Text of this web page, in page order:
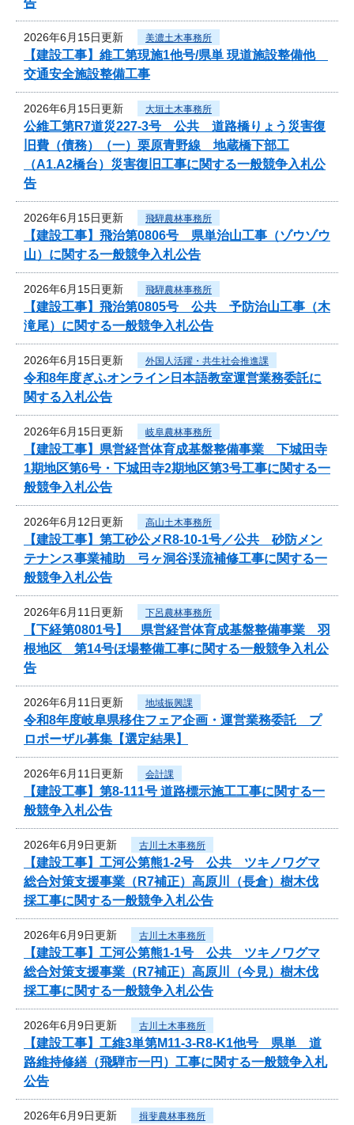
2026年6月15日更新 美濃土木事務所
【建設工事】維工第現施1他号/県単 現道施設整備他
交通安全施設整備工事
2026年6月15日更新 大垣土木事務所
公維工第R7道災227-3号 公共 道路橋りょう災害復
旧費（債務）（一）栗原青野線 地蔵橋下部工
（A1.A2橋台）災害復旧工事に関する一般競争入札公
告
2026年6月15日更新 飛騨農林事務所
【建設工事】飛治第0806号 県単治山工事（ゾウゾウ
山）に関する一般競争入札公告
2026年6月15日更新 飛騨農林事務所
【建設工事】飛治第0805号 公共 予防治山工事（木
滝尾）に関する一般競争入札公告
2026年6月15日更新 外国人活躍・共生社会推進課
令和8年度ぎふオンライン日本語教室運営業務委託に
関する入札公告
2026年6月15日更新 岐阜農林事務所
【建設工事】県営経営体育成基盤整備事業 下城田寺
1期地区第6号・下城田寺2期地区第3号工事に関する一
般競争入札公告
2026年6月12日更新 高山土木事務所
【建設工事】第工砂公メR8-10-1号／公共 砂防メン
テナンス事業補助 弓ヶ洞谷渓流補修工事に関する一
般競争入札公告
2026年6月11日更新 下呂農林事務所
【下経第0801号】 県営経営体育成基盤整備事業 羽
根地区 第14号ほ場整備工事に関する一般競争入札公
告
2026年6月11日更新 地域振興課
令和8年度岐阜県移住フェア企画・運営業務委託 プ
ロポーザル募集【選定結果】
2026年6月11日更新 会計課
【建設工事】第8-111号 道路標示施工工事に関する一
般競争入札公告
2026年6月9日更新 古川土木事務所
【建設工事】工河公第熊1-2号 公共 ツキノワグマ
総合対策支援事業（R7補正）高原川（長倉）樹木伐
採工事に関する一般競争入札公告
2026年6月9日更新 古川土木事務所
【建設工事】工河公第熊1-1号 公共 ツキノワグマ
総合対策支援事業（R7補正）高原川（今見）樹木伐
採工事に関する一般競争入札公告
2026年6月9日更新 古川土木事務所
【建設工事】工維3単第M11-3-R8-K1他号 県単 道
路維持修繕（飛騨市一円）工事に関する一般競争入札
公告
2026年6月9日更新 揖斐農林事務所